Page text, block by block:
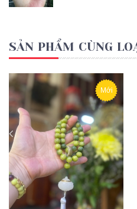
SẢN PHẨM CÙNG
Mới